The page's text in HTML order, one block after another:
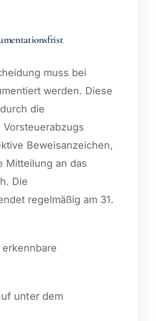
muss bei
werden. Diese
die
Beweisanzeichen,
Mitteilung an das
Die
regelmäßig am 31.
unter dem